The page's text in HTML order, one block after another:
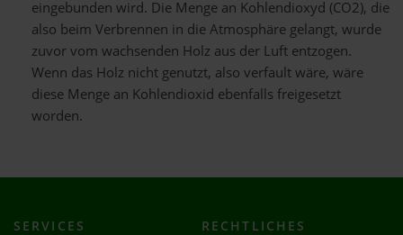
eingebunden wird. Die Menge an Kohlendioxyd (CO2), die
also beim Verbrennen in die Atmosphäre gelangt, wurde
zuvor vom wachsenden Holz aus der Luft entzogen.
Wenn das Holz nicht genutzt, also verfault wäre, wäre
diese Menge an Kohlendioxid ebenfalls freigesetzt
worden.
SERVICES RECHTLICHES